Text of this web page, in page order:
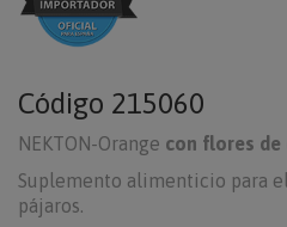
Código 215060
NEKTON-Orange con flores de
Suplemento alimenticio para
pájaros.